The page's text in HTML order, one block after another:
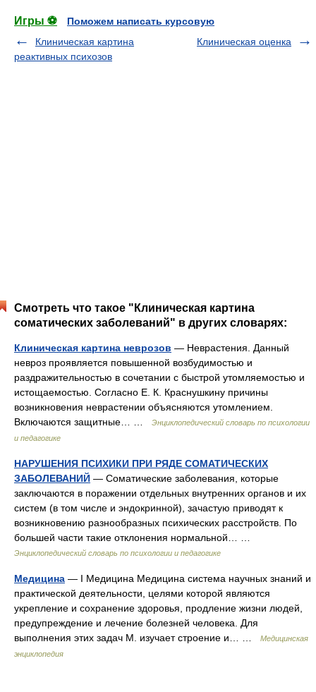
Игры ⚽
Поможем написать курсовую
Клиническая картина
реактивных психозов
Клиническая оценка
Смотреть что такое "Клиническая картина
соматических заболеваний" в других словарях:
Клиническая картина неврозов — Неврастения. Данный
невроз проявляется повышенной возбудимостью и
раздражительностью в сочетании с быстрой утомляемостью и
истощаемостью. Согласно Е. К. Краснушкину причины
возникновения неврастении объясняются утомлением.
Включаются защитные… …
Энциклопедический словарь по психологии
и педагогике
НАРУШЕНИЯ ПСИХИКИ ПРИ РЯДЕ СОМАТИЧЕСКИХ
ЗАБОЛЕВАНИЙ — Соматические заболевания, которые
заключаются в поражении отдельных внутренних органов и их
систем (в том числе и эндокринной), зачастую приводят к
возникновению разнообразных психических расстройств. По
большей части такие отклонения нормальной… …
Энциклопедический словарь по психологии и педагогике
Медицина — I Медицина Медицина система научных знаний и
практической деятельности, целями которой являются
укрепление и сохранение здоровья, продление жизни людей,
предупреждение и лечение болезней человека. Для
выполнения этих задач М. изучает строение и… …
Медицинская
энциклопедия